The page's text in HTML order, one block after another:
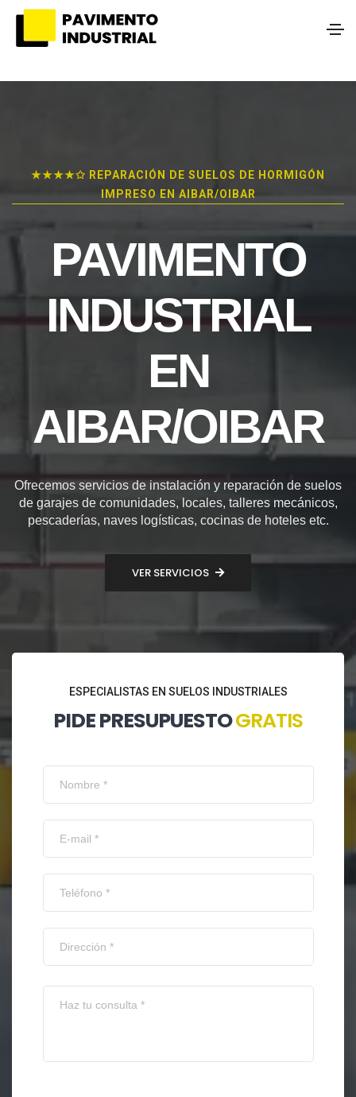
★★★★✩ REPARACIÓN DE SUELOS DE HORMIGÓN
IMPRESO EN AIBAR/OIBAR
PAVIMENTO
INDUSTRIAL
EN
AIBAR/OIBAR
Ofrecemos servicios de instalación y reparación de suelos
de garajes de comunidades, locales, talleres mecánicos,
pescaderías, naves logísticas, cocinas de hoteles etc.
VER SERVICIOS
ESPECIALISTAS EN SUELOS INDUSTRIALES
PIDE PRESUPUESTOGRATIS